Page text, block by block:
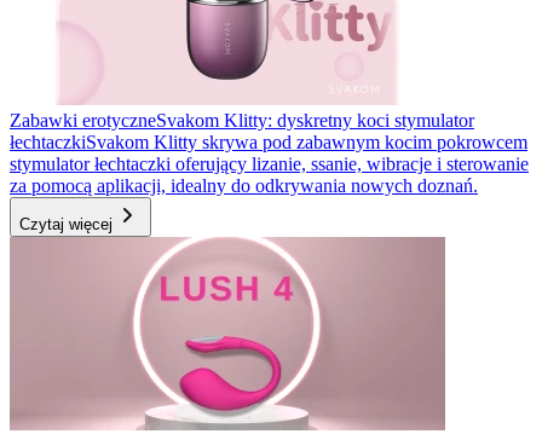
Zabawki erotyczneSvakom Klitty: dyskretny koci stymulator
łechtaczkiSvakom Klitty skrywa pod zabawnym kocim pokrowcem
stymulator łechtaczki oferujący lizanie, ssanie, wibracje i sterowanie
za pomocą aplikacji, idealny do odkrywania nowych doznań.
Czytaj więcej